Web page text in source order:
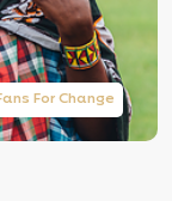
For Change